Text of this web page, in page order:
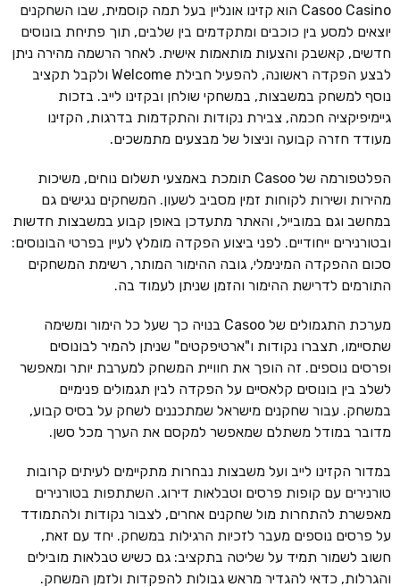
Casoo Casino הוא קזינו אונליין בעל תמה קוסמית, שבו השחקנים
יוצאים למסע בין כוכבים ומתקדמים בין שלבים, תוך פתיחת בונוסים
חדשים, קאשבק והצעות מותאמות אישית. לאחר הרשמה מהירה ניתן
לבצע הפקדה ראשונה, להפעיל חבילת Welcome ולקבל תקציב
נוסף למשחק במשבצות, במשחקי שולחן ובקזינו לייב. בזכות
גיימיפיקציה חכמה, צבירת נקודות והתקדמות בדרגות, הקזינו
מעודד חזרה קבועה וניצול של מבצעים מתמשכים.
הפלטפורמה של Casoo תומכת באמצעי תשלום נוחים, משיכות
מהירות ושירות לקוחות זמין מסביב לשעון. המשחקים נגישים גם
במחשב וגם במובייל, והאתר מתעדכן באופן קבוע במשבצות חדשות
ובטורנירים ייחודיים. לפני ביצוע הפקדה מומלץ לעיין בפרטי הבונוסים:
סכום ההפקדה המינימלי, גובה ההימור המותר, רשימת המשחקים
התורמים לדרישת ההימור והזמן שניתן לעמוד בה.
מערכת התגמולים של Casoo בנויה כך שעל כל הימור ומשימה
שתסיימו, תצברו נקודות ו"ארטיפקטים" שניתן להמיר לבונוסים
ופרסים נוספים. זה הופך את חוויית המשחק למערבת יותר ומאפשר
לשלב בין בונוסים קלאסיים על הפקדה לבין תגמולים פנימיים
במשחק. עבור שחקנים מישראל שמתכננים לשחק על בסיס קבוע,
מדובר במודל משתלם שמאפשר למקסם את הערך מכל סשן.
במדור הקזינו לייב ועל משבצות נבחרות מתקיימים לעיתים קרובות
טורנירים עם קופות פרסים וטבלאות דירוג. השתתפות בטורנירים
מאפשרת להתחרות מול שחקנים אחרים, לצבור נקודות ולהתמודד
על פרסים נוספים מעבר לזכיות הרגילות במשחק. יחד עם זאת,
חשוב לשמור תמיד על שליטה בתקציב: גם כשיש טבלאות מובילים
והגרלות, כדאי להגדיר מראש גבולות להפקדות ולזמן המשחק.